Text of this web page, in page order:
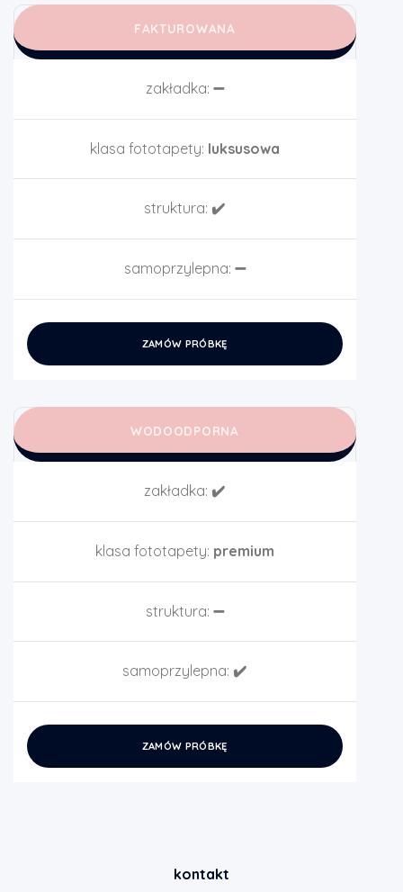
FAKTUROWANA
zakładka: ➖
klasa fototapety: luksusowa
struktura: ✔️
samoprzylepna: ➖
ZAMÓW PRÓBKĘ
WODOODPORNA
zakładka: ✔️
klasa fototapety: premium
struktura: ➖
samoprzylepna: ✔️
ZAMÓW PRÓBKĘ
kontakt